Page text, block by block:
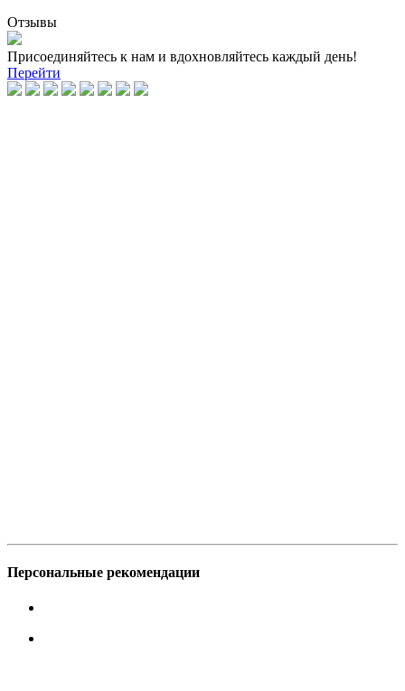
Отзывы
Присоединяйтесь к нам и вдохновляйтесь каждый день!
Перейти
Персональные рекомендации